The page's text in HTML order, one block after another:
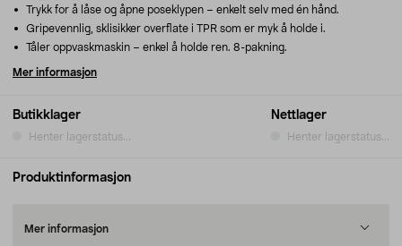
Butikklager
Henter lagerstatus...
Nettlager
Henter lagerstatus...
Trykk for å låse og åpne poseklypen – enkelt selv med én hånd.
Gripevennlig, sklisikker overflate i TPR som er myk å holde i.
Tåler oppvaskmaskin – enkel å holde ren. 8-pakning.
Mer informasjon
Produktinformasjon
Mer informasjon